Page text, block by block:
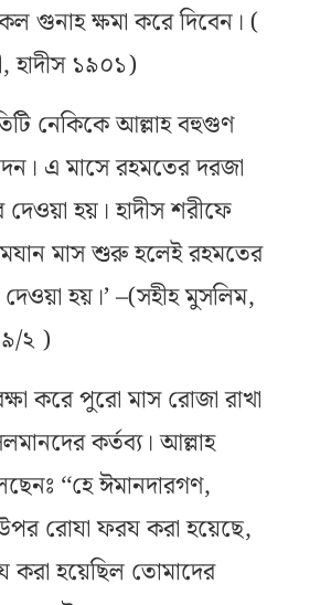
গুনাহ ক্ষমা করে দিবেন। (
হাদীস ১৯০১)
নেকিকে আল্লাহ বহুগুণ
এ মাসে রহমতের দরজা
হয়। হাদীস শরীফে
মাস শুরু হলেই রহমতের
হয়।’ –(সহীহ মুসলিম,
২ )
করে পুরো মাস রোজা রাখা
কর্তব্য। আল্লাহ
‘‘হে ঈমানদারগণ,
রোযা ফরয করা হয়েছে,
হয়েছিল তোমাদের